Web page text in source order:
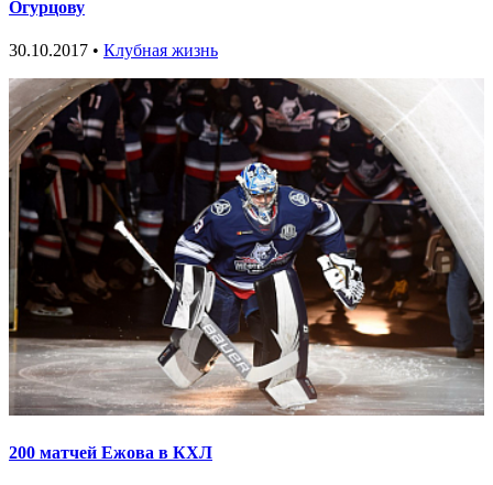
Огурцову
30.10.2017 • Клубная жизнь
200 матчей Ежова в КХЛ